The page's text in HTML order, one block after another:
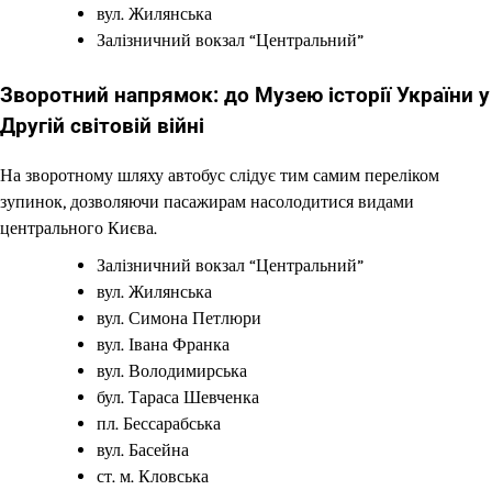
вул. Жилянська
Залізничний вокзал “Центральний”
Зворотний напрямок: до Музею історії України у
Другій світовій війні
На зворотному шляху автобус слідує тим самим переліком
зупинок, дозволяючи пасажирам насолодитися видами
центрального Києва.
Залізничний вокзал “Центральний”
вул. Жилянська
вул. Симона Петлюри
вул. Івана Франка
вул. Володимирська
бул. Тараса Шевченка
пл. Бессарабська
вул. Басейна
ст. м. Кловська